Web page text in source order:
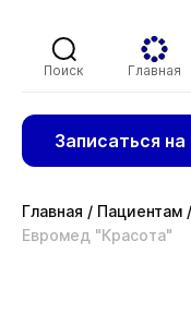
Поиск Главная
Записаться
Главная / Пациентам /
Евромед "Красота"